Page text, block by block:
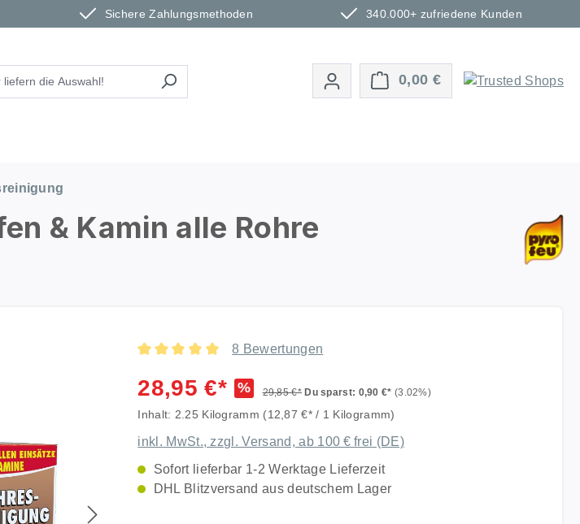
Sichere Zahlungsmethoden 340.000+ zufriedene Kunden
0,00 €Warenkorb enthält 0
& Kamin alle Rohre
8 Bewertungen
28,95 €* % 29,85 €* Du sparst: 0,90 €* (3.02%)
Inhalt: 2.25 Kilogramm (12,87 €* / 1 Kilogramm)
inkl. MwSt., zzgl. Versand, ab 100 € frei (DE)
Sofort lieferbar 1-2 Werktage Lieferzeit
DHL Blitzversand aus deutschem Lager